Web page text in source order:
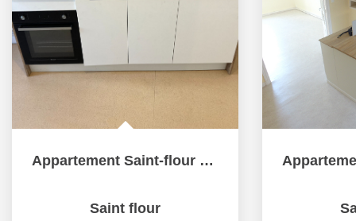
Appartement Saint-flour 3 pièce(s)
Saint flour